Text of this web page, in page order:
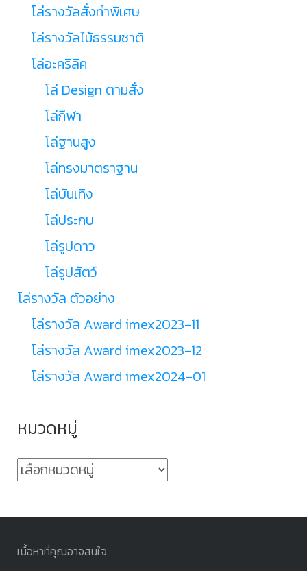
โล่รางวัลสั่งทำพิเศษ
โล่รางวัลไม้ธรรมชาติ
โล่อะคริลิค
โล่ Design ตามสั่ง
โล่กีฬา
โล่ฐานสูง
โล่ทรงมาตราฐาน
โล่บันเทิง
โล่ประกบ
โล่รูปดาว
โล่รูปสัตว์
โล่รางวัล ตัวอย่าง
โล่รางวัล Award imex2023-11
โล่รางวัล Award imex2023-12
โล่รางวัล Award imex2024-01
หมวดหมู่
หมวด
เนื้อหาที่คุณอาจสนใจ